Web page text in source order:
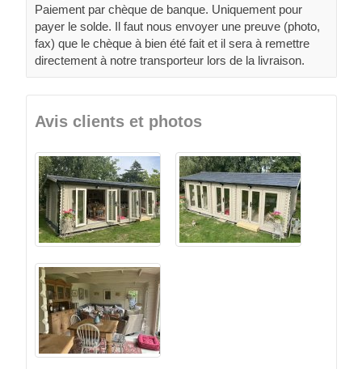
Paiement par chèque de banque. Uniquement pour
payer le solde. Il faut nous envoyer une preuve (photo,
fax) que le chèque à bien été fait et il sera à remettre
directement à notre transporteur lors de la livraison.
Avis clients et photos